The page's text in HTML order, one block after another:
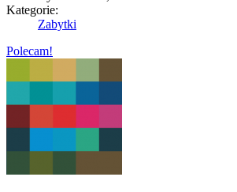
Kategorie:
Zabytki
Polecam!